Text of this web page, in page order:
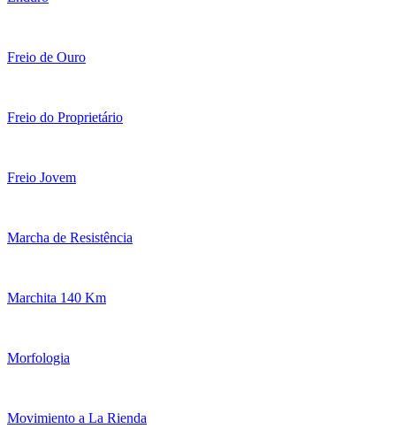
Freio de Ouro
Freio do Proprietário
Freio Jovem
Marcha de Resistência
Marchita 140 Km
Morfologia
Movimiento a La Rienda